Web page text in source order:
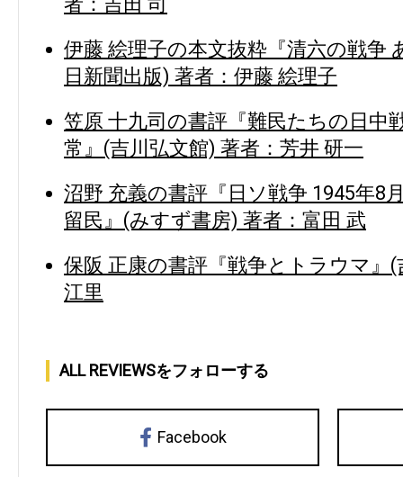
伊藤 絵理子の本文抜粋『清六の戦争
日新聞出版) 著者：伊藤 絵理子
笠原 十九司の書評『難民たちの日中
常』(吉川弘文館) 著者：芳井 研一
沼野 充義の書評『日ソ戦争 1945年
留民』(みすず書房) 著者：富田 武
保阪 正康の書評『戦争とトラウマ』
江里
ALL REVIEWSをフォローする
Facebook